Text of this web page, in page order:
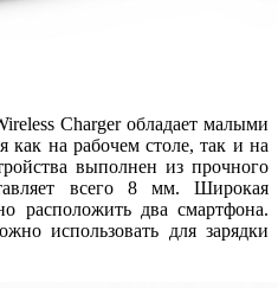
Charger обладает малыми
как на рабочем столе, так и на
выполнен из прочного
всего 8 мм. Широкая
расположить два смартфона.
использовать для зарядки